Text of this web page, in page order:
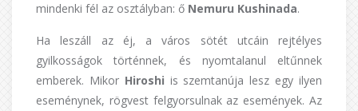
mindenki fél az osztályban: ő Nemuru Kushinada.
Ha leszáll az éj, a város sötét utcáin rejtélyes
gyilkosságok történnek, és nyomtalanul eltűnnek
emberek. Mikor Hiroshi is szemtanúja lesz egy ilyen
eseménynek, rögvest felgyorsulnak az események. Az